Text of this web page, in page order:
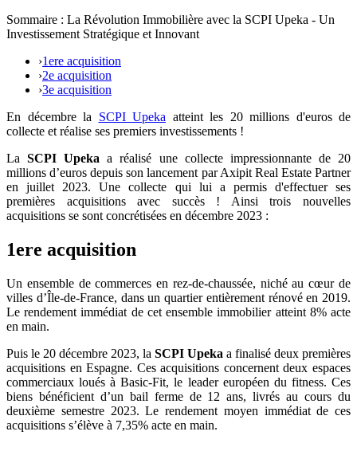
Sommaire : La Révolution Immobilière avec la SCPI Upeka - Un
Investissement Stratégique et Innovant
›1ere acquisition
›2e acquisition
›3e acquisition
En décembre la SCPI Upeka atteint les 20 millions d'euros de
collecte et réalise ses premiers investissements !
LaSCPI Upeka a réalisé une collecte impressionnante de 20
millions d’euros depuis son lancement par Axipit Real Estate Partner
en juillet 2023. Une collecte qui lui a permis d'effectuer ses
premières acquisitions avec succès ! Ainsi trois nouvelles
acquisitions se sont concrétisées en décembre 2023 :
1ere acquisition
Un ensemble de commerces en rez-de-chaussée, niché au cœur de
villes d’Île-de-France, dans un quartier entièrement rénové en 2019.
Le rendement immédiat de cet ensemble immobilier atteint 8% acte
en main.
Puis le 20 décembre 2023, la SCPI Upeka a finalisé deux premières
acquisitions en Espagne. Ces acquisitions concernent deux espaces
commerciaux loués à Basic-Fit, le leader européen du fitness. Ces
biens bénéficient d’un bail ferme de 12 ans, livrés au cours du
deuxième semestre 2023. Le rendement moyen immédiat de ces
acquisitions s’élève à 7,35% acte en main.